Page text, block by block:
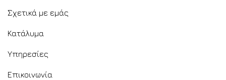
Σχετικά με εμάς
Κατάλυμα
Υπηρεσίες
Επικοινωνία